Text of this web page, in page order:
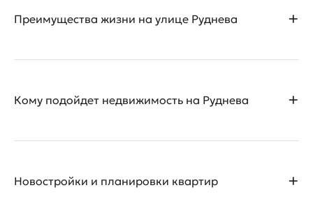
Преимущества жизни на улице Руднева
минут.
Кому подойдет недвижимость на Руднева
удобно жить и автомобилистам, и тем, кто не пользуется
Новостройки и планировки квартир